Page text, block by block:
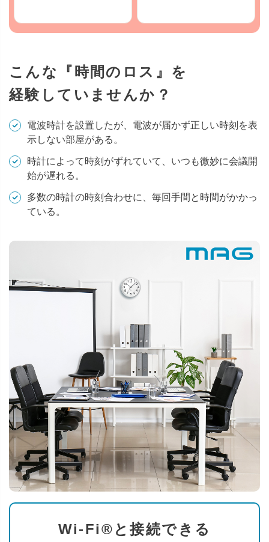
こんな『時間のロス』を
経験していませんか？
電波時計を設置したが、電波が届かず正しい時刻を表
示しない部屋がある。
時計によって時刻がずれていて、いつも微妙に会議開
始が遅れる。
多数の時計の時刻合わせに、毎回手間と時間がかかっ
ている。
Wi-Fi®と接続できる